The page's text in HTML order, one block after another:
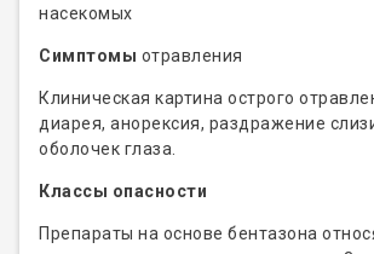
насекомых
Симптомы отравления
Клиническая картина острого
диарея, анорексия, раздражение
оболочек глаза.
Классы опасности
Препараты на основе бентазона